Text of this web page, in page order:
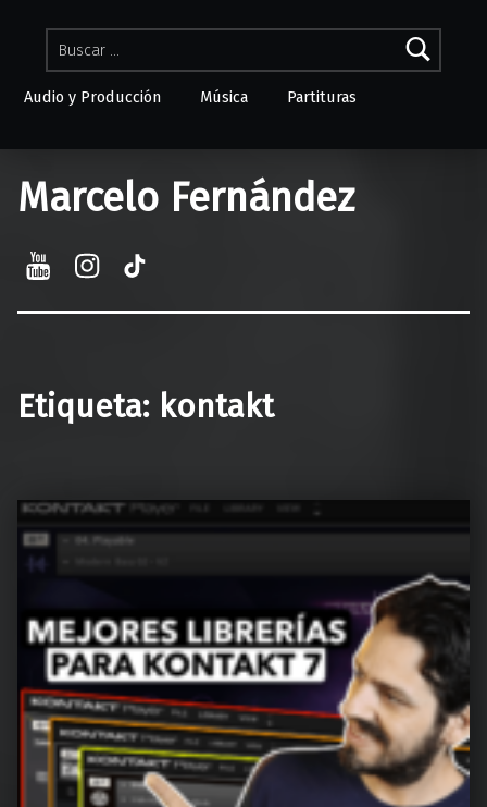
Buscar:
Audio y Producción Música Partituras
Marcelo Fernández
YouTube
Etiqueta: kontakt